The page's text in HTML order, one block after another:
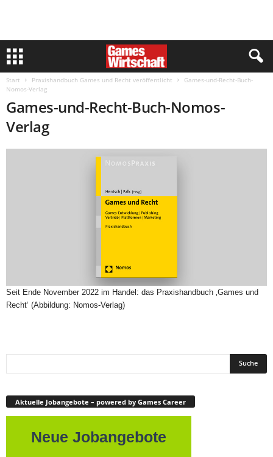
Start Praxishandbuch Games und Recht veröffentlicht
Games-und-Recht-Buch-
Nomos-Verlag
Games-und-Recht-Buch-Nomos-
Verlag
Seit Ende November 2022 im Handel: das Praxishandbuch ‚Games und
Recht‘ (Abbildung: Nomos-Verlag)
Aktuelle Jobangebote – powered by Games Career